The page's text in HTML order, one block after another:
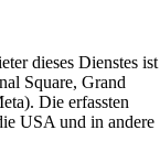
dieses Dienstes ist
Square, Grand
Die erfassten
USA und in andere